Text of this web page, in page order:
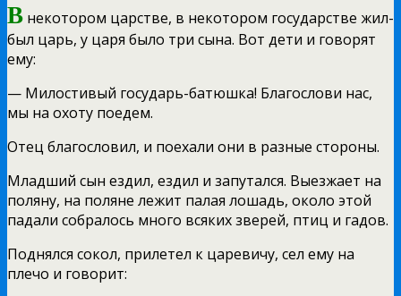
В некотором царстве, в некотором государстве жил-
был царь, у царя было три сына. Вот дети и говорят
ему:
— Милостивый государь-батюшка! Благослови нас,
мы на охоту поедем.
Отец благословил, и поехали они в разные стороны.
Младший сын ездил, ездил и запутался. Выезжает на
поляну, на поляне лежит палая лошадь, около этой
падали собралось много всяких зверей, птиц и гадов.
Поднялся сокол, прилетел к царевичу, сел ему на
плечо и говорит: